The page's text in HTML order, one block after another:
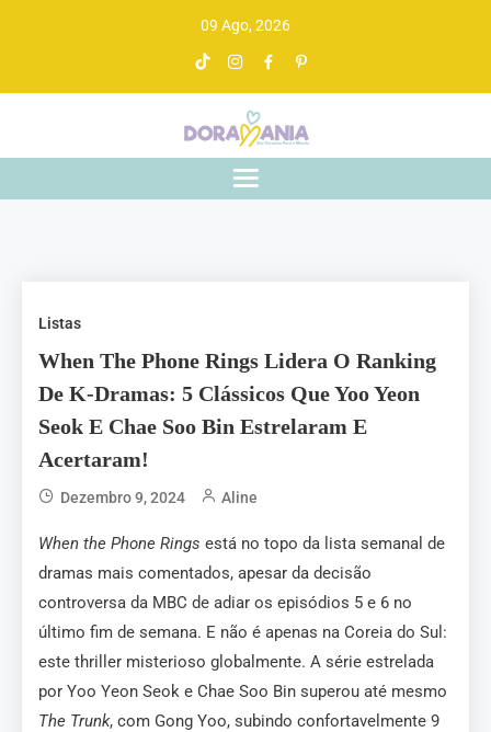
09 Ago, 2026
Doramania
De drama asiático a gente entende
Listas
When The Phone Rings Lidera O Ranking
De K-Dramas: 5 Clássicos Que Yoo Yeon
Seok E Chae Soo Bin Estrelaram E
Acertaram!
Dezembro 9, 2024 Aline
When the Phone Rings está no topo da lista semanal de
dramas mais comentados, apesar da decisão
controversa da MBC de adiar os episódios 5 e 6 no
último fim de semana. E não é apenas na Coreia do Sul:
este thriller misterioso globalmente. A série estrelada
por Yoo Yeon Seok e Chae Soo Bin superou até mesmo
The Trunk, com Gong Yoo, subindo confortavelmente 9